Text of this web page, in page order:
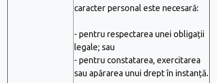
caracter personal este necesară:
- pentru respectarea unei obligații
legale; sau
- pentru constatarea, exercitarea
sau apărarea unui drept în instanță.